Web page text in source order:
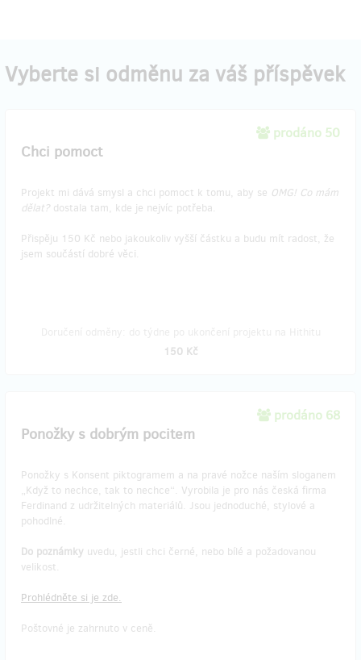
Vyberte si odměnu za váš příspěvek
prodáno 50
Chci pomoct
Projekt mi dává smysl a chci pomoct k tomu, aby se OMG! Co mám
dělat? dostala tam, kde je nejvíc potřeba.
Přispěju 150 Kč nebo jakoukoliv vyšší částku a budu mít radost, že
jsem součástí dobré věci.
150 Kč
prodáno 68
Ponožky s dobrým pocitem
Ponožky s Konsent piktogramem a na pravé nožce naším sloganem
„Když to nechce, tak to nechce“. Vyrobila je pro nás česká firma
Ferdinand z udržitelných materiálů. Jsou jednoduché, stylové a
pohodlné.
Do poznámky uvedu, jestli chci černé, nebo bílé a požadovanou
velikost.
Prohlédněte si je zde.
Poštovné je zahrnuto v ceně.